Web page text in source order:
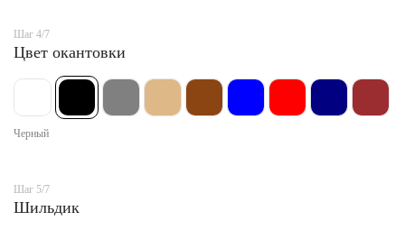
Шаг 4/7
Цвет окантовки
Черный
Шаг 5/7
Шильдик